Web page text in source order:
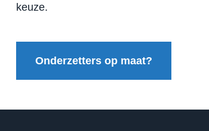
keuze.
Onderzetters op maat?